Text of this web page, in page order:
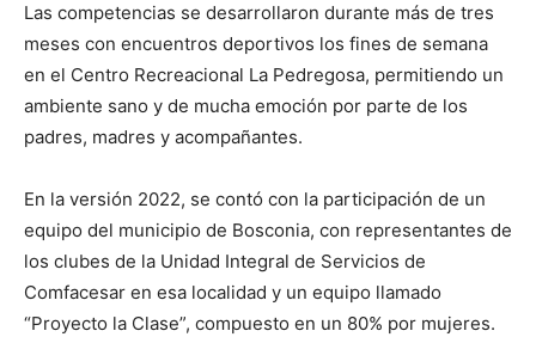
Las competencias se desarrollaron durante más de tres
meses con encuentros deportivos los fines de semana
en el Centro Recreacional La Pedregosa, permitiendo un
ambiente sano y de mucha emoción por parte de los
padres, madres y acompañantes.
En la versión 2022, se contó con la participación de un
equipo del municipio de Bosconia, con representantes de
los clubes de la Unidad Integral de Servicios de
Comfacesar en esa localidad y un equipo llamado
“Proyecto la Clase”, compuesto en un 80% por mujeres.